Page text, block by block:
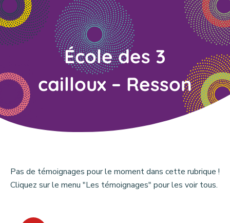
École des 3
cailloux – Resson
Pas de témoignages pour le moment dans cette rubrique !
Cliquez sur le menu "Les témoignages" pour les voir tous.